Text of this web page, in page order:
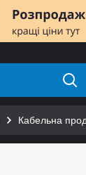
Кабельна